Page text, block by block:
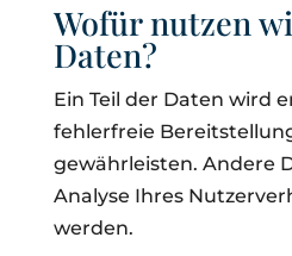
Wofür nutzen
Daten?
Ein Teil der Daten wird
fehlerfreie
gewährleisten. Andere
Analyse Ihres
werden.